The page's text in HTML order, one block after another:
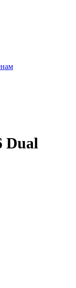
Dual